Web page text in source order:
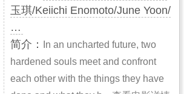
玉琪/Keiichi Enomoto/June Yoon/
…
简介：
In an uncharted future, two
hardened souls meet and confront
each other with the things they have